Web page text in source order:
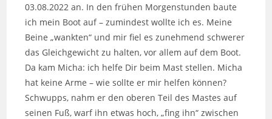
03.08.2022 an. In den frühen Morgenstunden baute
ich mein Boot auf – zumindest wollte ich es. Meine
Beine „wankten“ und mir fiel es zunehmend schwerer
das Gleichgewicht zu halten, vor allem auf dem Boot.
Da kam Micha: ich helfe Dir beim Mast stellen. Micha
hat keine Arme – wie sollte er mir helfen können?
Schwupps, nahm er den oberen Teil des Mastes auf
seinen Fuß, warf ihn etwas hoch, „fing ihn“ zwischen